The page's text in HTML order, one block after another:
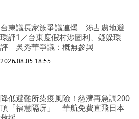
台東議長家族爭議連爆 涉占農地避
環評1／台東度假村涉圖利、疑躲環
評 吳秀華爭議：概無參與
2026.08.05 18:55
降低避難所染疫風險！慈濟再急調200
頂「福慧隔屏」 華航免費直飛日本